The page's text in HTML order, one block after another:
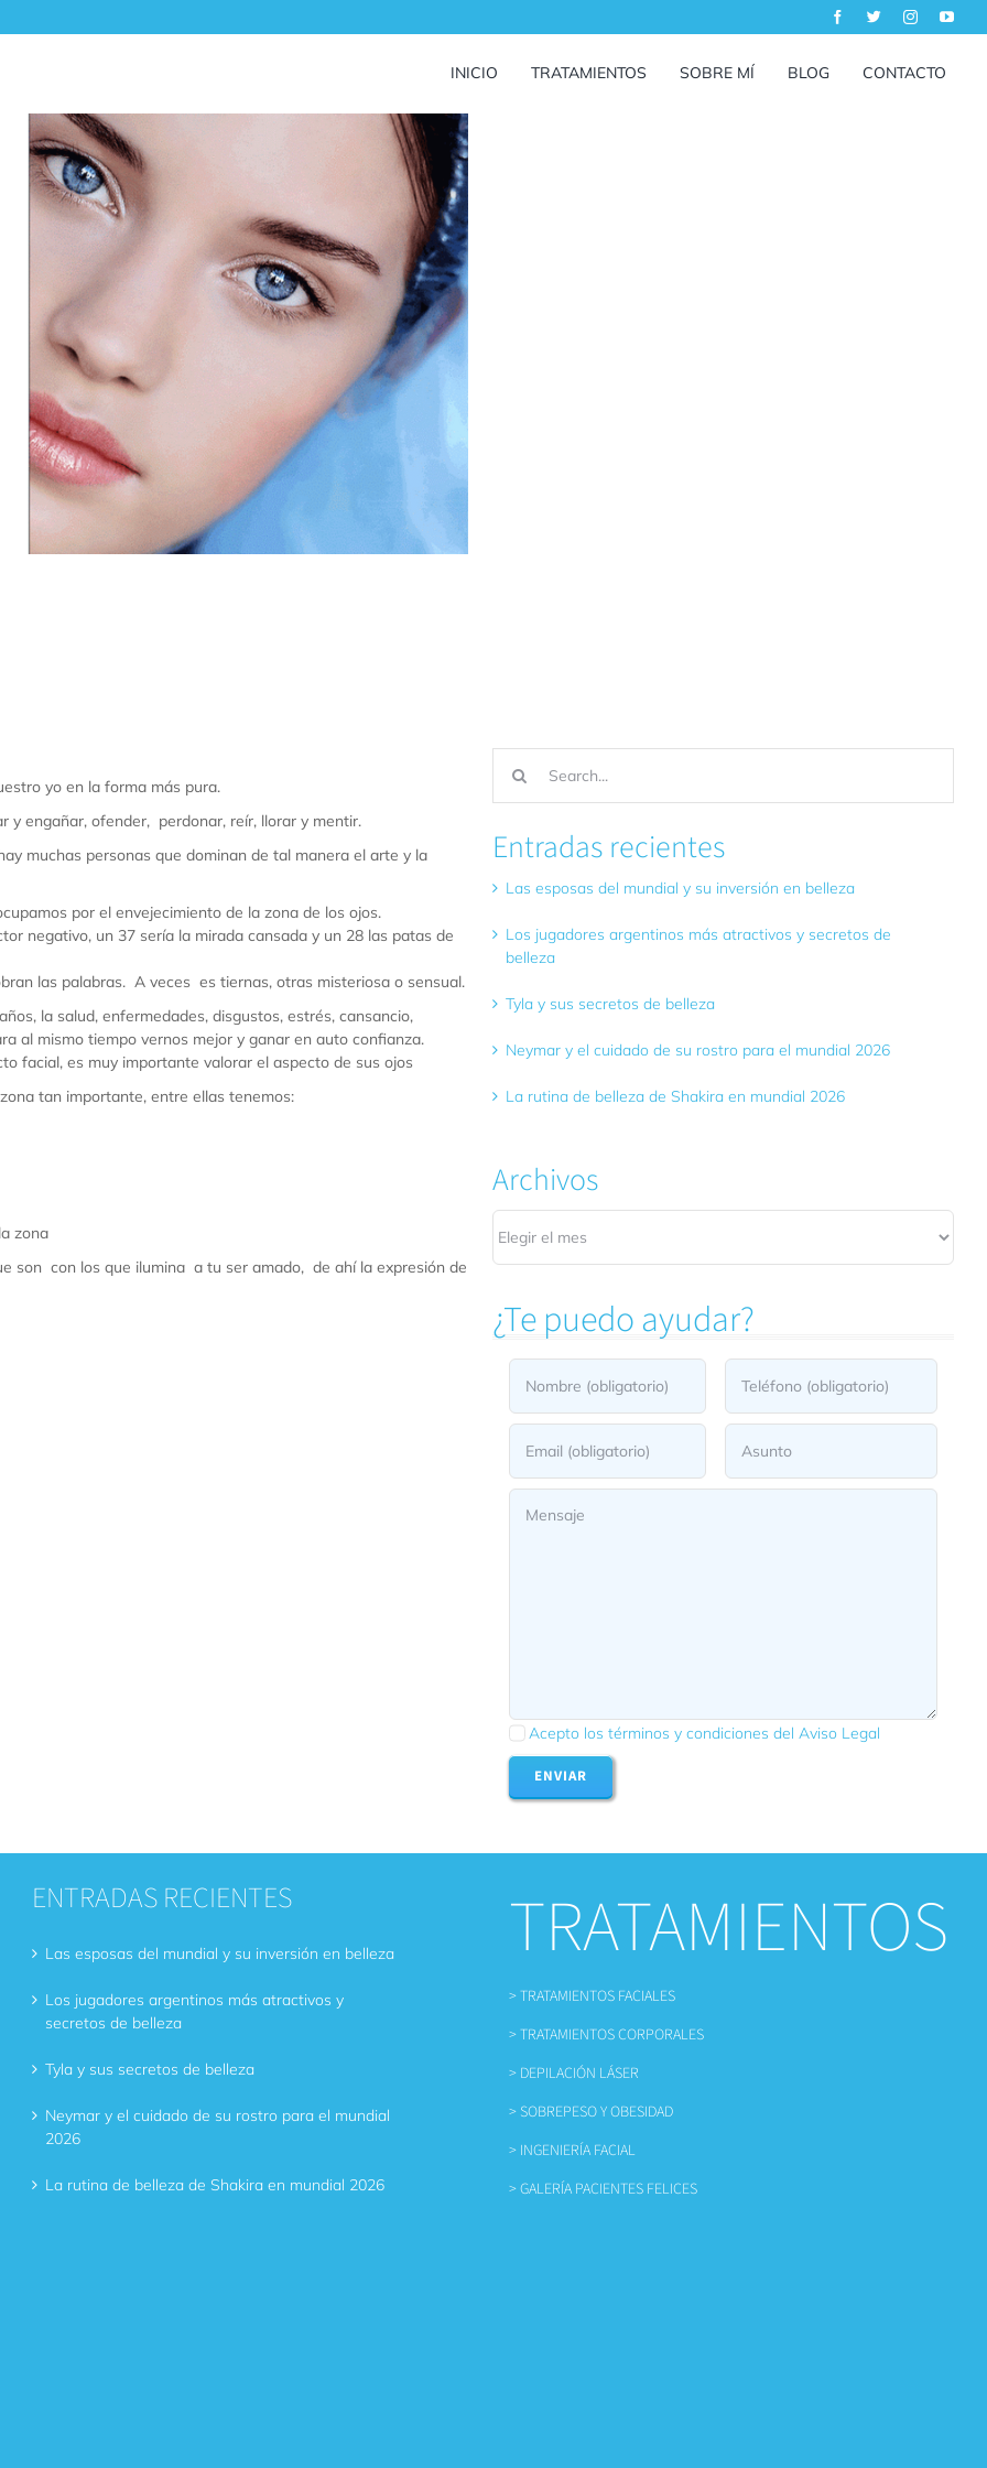
INICIO TRATAMIENTOS SOBRE MÍ BLOG CONTACTO
yo en la forma más pura.
y engañar, ofender, perdonar, reír, llorar y mentir.
muchas personas que dominan de tal manera el arte y la
por el envejecimiento de la zona de los ojos.
negativo, un 37 sería la mirada cansada y un 28 las patas de
las palabras. A veces es tiernas, otras misteriosa o sensual.
la salud, enfermedades, disgustos, estrés, cansancio,
al mismo tiempo vernos mejor y ganar en auto confianza.
facial, es muy importante valorar el aspecto de sus ojos
tan importante, entre ellas tenemos:
zona
son con los que ilumina a tu ser amado, de ahí la expresión de
Entradas recientes
Las esposas del mundial y su inversión en belleza
Los jugadores argentinos más atractivos y secretos de
belleza
Tyla y sus secretos de belleza
Neymar y el cuidado de su rostro para el mundial 2026
La rutina de belleza de Shakira en mundial 2026
Archivos
Archivos
¿Te puedo ayudar?
Acepto los términos y condiciones del Aviso Legal
ENVIAR
ENTRADAS RECIENTES
Las esposas del mundial y su inversión en belleza
Los jugadores argentinos más atractivos y
secretos de belleza
Tyla y sus secretos de belleza
Neymar y el cuidado de su rostro para el mundial
2026
La rutina de belleza de Shakira en mundial 2026
TRATAMIENTOS
> TRATAMIENTOS FACIALES
> TRATAMIENTOS CORPORALES
> DEPILACIÓN LÁSER
> SOBREPESO Y OBESIDAD
> INGENIERÍA FACIAL
> GALERÍA PACIENTES FELICES